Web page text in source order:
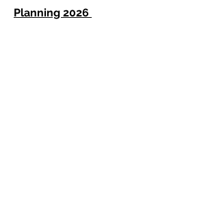
Planning 2026